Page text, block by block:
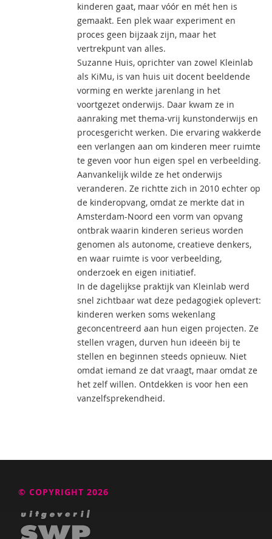
kinderen gaat, maar vóór en mét hen is
gemaakt. Een plek waar experiment en
proces geen bijzaak zijn, maar het
vertrekpunt van alles.
Suzanne Huis, oprichter van zowel Kleinlab
als KiMu, is van huis uit docent beeldende
vorming en werkte jarenlang in het
voortgezet onderwijs. Daar kwam ze in
aanraking met thema-vrij kunstonderwijs en
procesgericht werken. Die ervaring wakkerde
een verlangen aan om kinderen meer ruimte
te geven voor hun eigen spel en verbeelding.
Aanvankelijk wilde ze het onderwijs
veranderen. Ze richtte zich in 2010 echter op
de kinderopvang, omdat ze merkte dat in
Amsterdam-Noord een vorm van opvang
ontbrak waarin kinderen serieus worden
genomen als autonome, creatieve denkers,
en waar ruimte is voor verbeelding,
onderzoek en eigen initiatief.
In de dagelijkse praktijk van Kleinlab werd
snel zichtbaar wat deze pedagogiek oplevert:
kinderen werken soms wekenlang
geconcentreerd aan hun eigen projecten. Ze
stellen vragen, durven hun ideeën bij te
stellen en beginnen steeds opnieuw. Niet
omdat iemand ze dat vraagt, maar omdat ze
het zelf willen. Ontdekken is voor hen een
vanzelfsprekendheid.
© COPYRIGHT 2026